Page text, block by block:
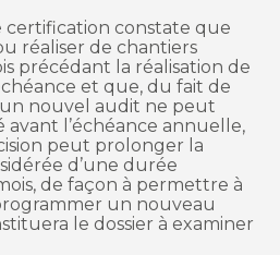
certification constate que
réaliser de chantiers
précédant la réalisation de
et que, du fait de
nouvel audit ne peut
l’échéance annuelle,
peut prolonger la
d’une durée
de façon à permettre à
un nouveau
le dossier à examiner